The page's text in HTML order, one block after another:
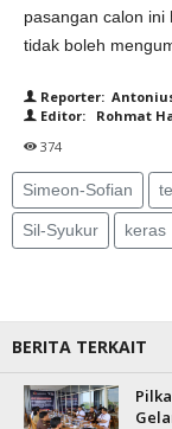
pasangan calon
tidak boleh
Reporter:
Editor: Rohmat
374
Simeon-Sofian
Sil-Syukur keras
BERITA TERKAIT